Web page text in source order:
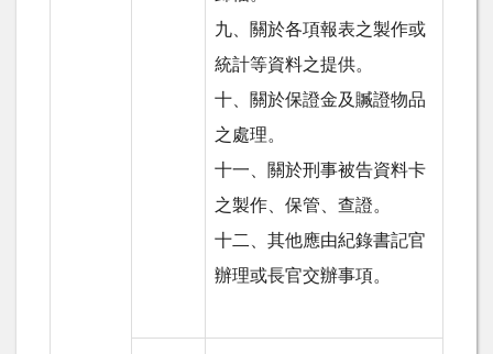
九、關於各項報表之製作或
統計等資料之提供。
十、關於保證金及贓證物品
之處理。
十一、關於刑事被告資料卡
之製作、保管、查證。
十二、其他應由紀錄書記官
辦理或長官交辦事項。